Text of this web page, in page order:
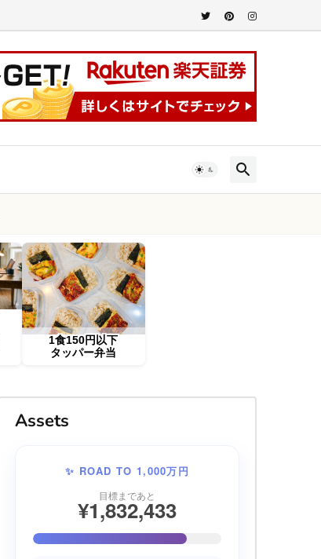
1食150円以下
タッパー弁当
Assets
✨ ROAD TO 1,000万円
目標まであと
¥1,832,433